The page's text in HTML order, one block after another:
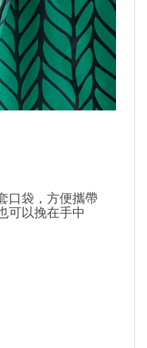
口袋，方便攜帶
可以挽在手中